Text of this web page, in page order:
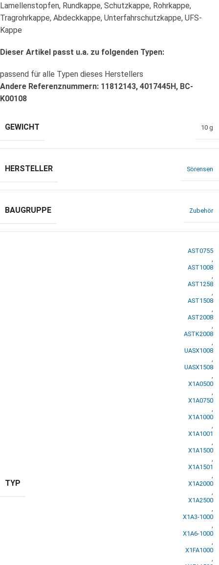
Lamellenstopfen, Rundkappe, Schutzkappe, Rohrkappe,
Tragrohrkappe, Abdeckkappe, Unterfahrschutzkappe, UFS-
Kappe
Dieser Artikel passt u.a. zu folgenden Typen:
passend für alle Typen dieses Herstellers
Andere Referenznummern: 11812143, 4017445H, BC-
K00108
GEWICHT 10 g
HERSTELLER Sörensen
BAUGRUPPE Zubehör
TYP
AST0755
AST1008
AST1258
AST1508
AST2008
ASTK2008
UASX1008
UASX1508
X1A0500
X1A0750
X1A1000
X1A1001
X1A1500
X1A1501
X1A2000
X1A2500
X1A3-1000
X1A6-1000
X1FA1000